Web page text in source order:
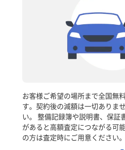
お客様ご希望の場所まで全国無
す。契約後の減額は一切ありま
い。 整備記録簿や説明書、保証
があると高額査定につながる可
の方は査定時にご用意ください。